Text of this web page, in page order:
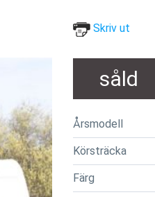
Skriv ut
såld
Årsmodell
Körsträcka
Färg